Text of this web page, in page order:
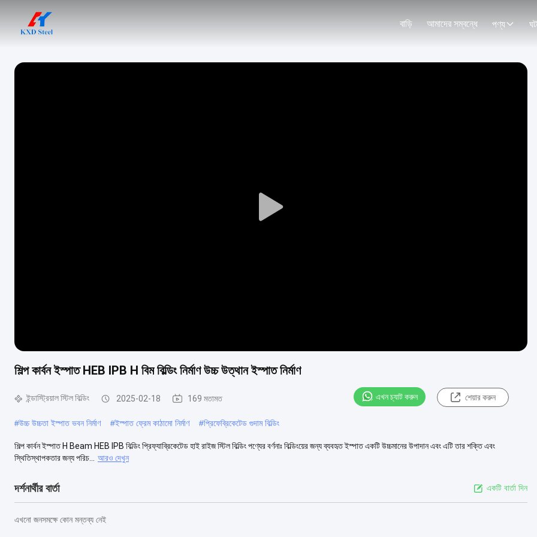
বাড়ি আমাদের সম্বন্ধে পণ্য
Play
শিল্প কার্বন ইস্পাত HEB IPB H বিম বিল্ডিং নির্মাণ উচ্চ উত্থান ইস্পাত নির্মাণ
ইন্ডাস্ট্রিয়াল স্টিল বিল্ডিং 2025-02-18 169 মতামত এখন চ্যাট করুন শেয়ার করুন
#উচ্চ উচ্চতা ইস্পাত ভবন নির্মাণ #ইস্পাত ফ্রেম কাঠামো নির্মাণ #প্রিফেব্রিকেটেড গুদাম বিল্ডিং
শিল্প কার্বন ইস্পাত H Beam HEB IPB বিল্ডিং প্রিফ্যাব্রিকেটেড হাই রাইজ স্টিল বিল্ডিং পণ্যের বর্ণনাঃ বিল্ডিংয়ের জন্য ব্যবহৃত ইস্পাত একটি উচ্চমানের উপাদান এবং এটি তার শক্তি এবং
স্থিতিস্থাপকতার জন্য পরিচ...
আরও দেখুন
দর্শনার্থীর বার্তা একটি বার্তা দিন
এখনো জনসমক্ষে কোন মন্তব্য নেই